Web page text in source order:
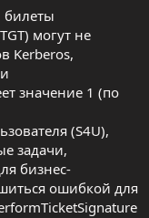
билеты
могут не
Kerberos,
значение 1 (по
(S4U),
задачи,
бизнес-
ошибкой для